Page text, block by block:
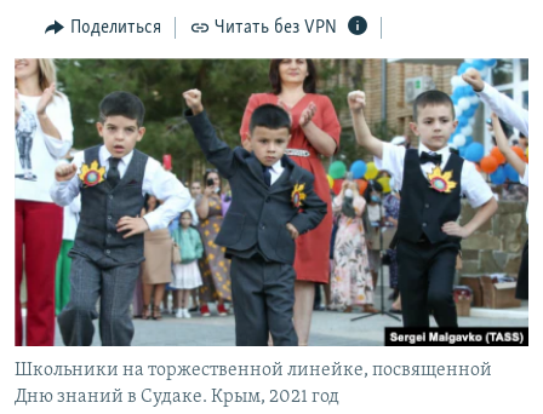
поискуИНФОГРАФИКА
ТЕЛЕПРОЕКТ КРЫМ.РЕАЛИИ
СОВЕТЫ ПРАВОЗАЩИТНИКОВ
ПРОПАВШИЕ БЕЗ ВЕСТИ
ПОБЕДИТЕЛЕЙ НЕ СУДЯТ?
КРЫМ.НЕПОКОРЕННЫЙ
ELIFBE
УКРАИНСКАЯ ПРОБЛЕМА КРЫМА
КАК ОБОЙТИ БЛОКИРОВКУ
Українською
Qırımtatar
ПРИСОЕДИНЯЙТЕСЬ!
Все сайты RFE/RL
Поделиться Читать без VPN
Школьники на торжественной линейке, посвященной
Дню знаний в Судаке. Крым, 2021 год